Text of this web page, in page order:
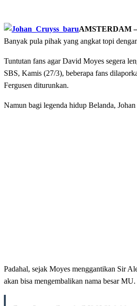
AMSTERDAM –
Banyak pula pihak yang angkat topi
Tuntutan fans agar David Moyes segera
SBS, Kamis (27/3), beberapa fans
Fergusen diturunkan.
Namun bagi legenda hidup Belanda,
Padahal, sejak Moyes menggantikan Sir
akan bisa mengembalikan nama besar